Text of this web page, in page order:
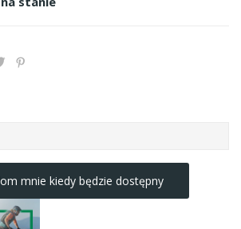
mnie kiedy będzie dostępny